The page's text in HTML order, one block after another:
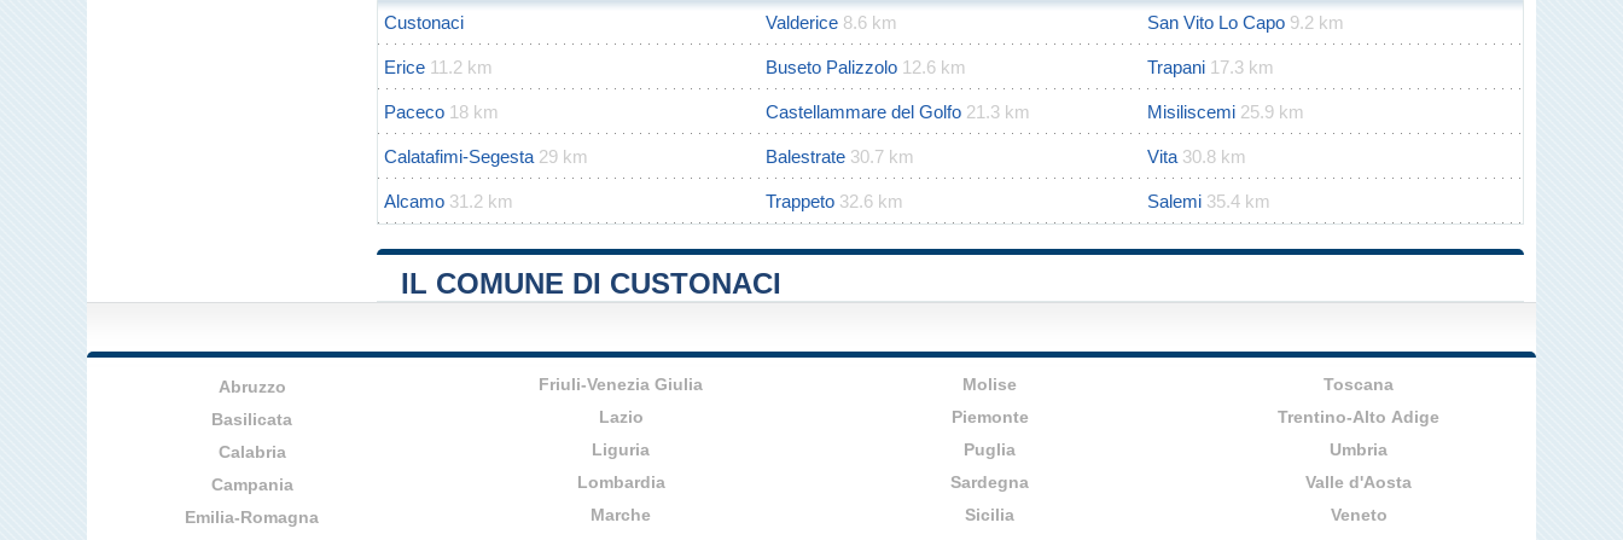
Custonaci Valderice 8.6 km San Vito Lo Capo 9.2 km
Erice 11.2 km Buseto Palizzolo 12.6 km Trapani 17.3 km
Paceco 18 km Castellammare del Golfo 21.3 km Misiliscemi 25.9 km
Calatafimi-Segesta 29 km Balestrate 30.7 km Vita 30.8 km
Alcamo 31.2 km Trappeto 32.6 km Salemi 35.4 km
IL COMUNE DI CUSTONACI
Abruzzo
Basilicata
Calabria
Campania
Emilia-Romagna
Friuli-Venezia Giulia
Lazio
Liguria
Lombardia
Marche
Molise
Piemonte
Puglia
Sardegna
Sicilia
Toscana
Trentino-Alto Adige
Umbria
Valle d'Aosta
Veneto